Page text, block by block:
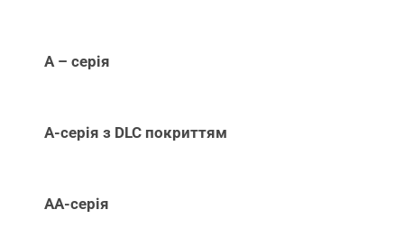
А – серія
А-серія з DLC покриттям
АА-серія